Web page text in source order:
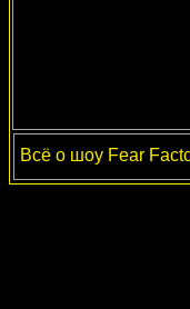
Всё о шоу Fear